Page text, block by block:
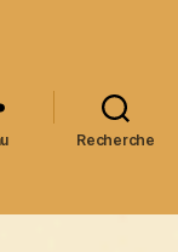
Recherche